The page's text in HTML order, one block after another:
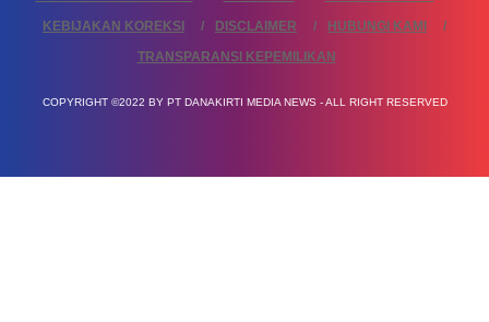
KEBIJAKAN KOREKSI
DISCLAIMER
HUBUNGI KAMI
TRANSPARANSI KEPEMILIKAN
COPYRIGHT ©2022 BY PT DANAKIRTI MEDIA NEWS - ALL RIGHT RESERVED